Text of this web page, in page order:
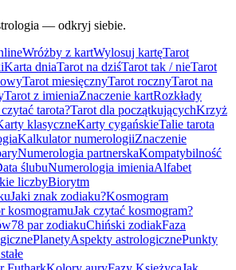
— odkryj siebie.
Wróżby z kartWylosuj kartęTarot
Karta dniaTarot na dziśTarot tak / nieTarot
Tarot miesięcznyTarot rocznyTarot na
Tarot z imieniaZnaczenie kartRozkłady
tarota?Tarot dla początkującychKrzyż
klasyczneKarty cygańskieTalie tarota
Kalkulator numerologiiZnaczenie
Numerologia partnerskaKompatybilność
ślubuNumerologia imieniaAlfabet
liczbyBiorytm
Jaki znak zodiaku?Kosmogram
kosmogramuJak czytać kosmogram?
78 par zodiakuChiński zodiakFaza
PlanetyAspekty astrologicznePunkty